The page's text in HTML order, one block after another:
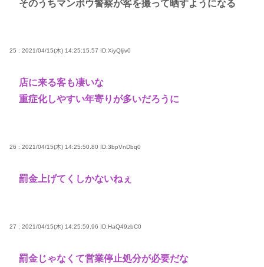
そのうちマンボウ警察が客を撮って晒すようになる
25 : 2021/04/15(木) 14:25:15.57 ID:XiyQljiv0
店に来る客も凄いな
重症化しやすい年寄りが多いだろうに
26 : 2021/04/15(木) 14:25:50.80 ID:3bpVnDbq0
罰金上げてくしかないねぇ
27 : 2021/04/15(木) 14:25:59.96 ID:HaQ49zbC0
罰金じゃなくて営業停止処分が必要だな